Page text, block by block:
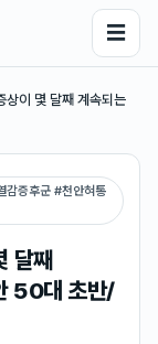
☰
상이 몇 달째 계속되는
감증후군 #천안혀통
달째
50대 초반/